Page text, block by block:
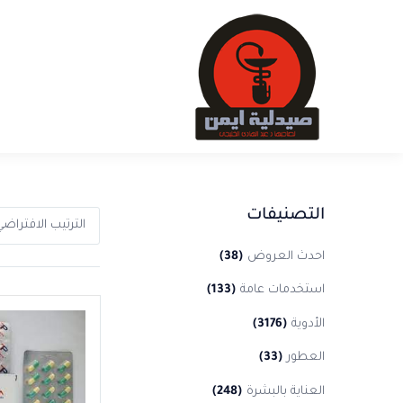
التصنيفات
احدث العروض (38)
استخدمات عامة (133)
الأدوية (3176)
العطور (33)
العناية بالبشرة (248)
الترتيب